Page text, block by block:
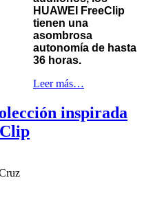
HUAWEI FreeClip
tienen una
asombrosa
autonomía de hasta
36 horas.
Leer más…
inspirada